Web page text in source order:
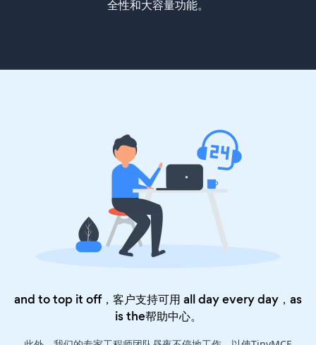
全性和大容量功能。
and to top it off，客户支持可用 all day every day，as
is the帮助中心。